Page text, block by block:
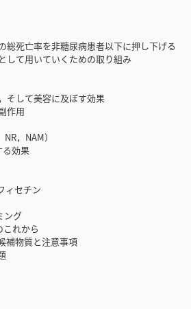
総死亡率を非糖尿病患者以下に押し下げる
して用いていくための取り組み
そして美容に及ぼす効果
作用
，NAM）
る効果
ィセチン
ング
れから
補物質と注意事項